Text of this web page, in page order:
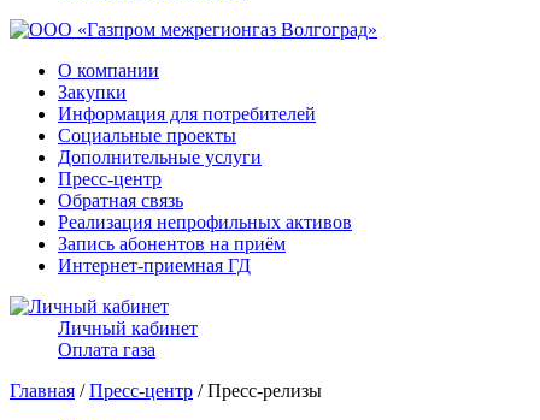
О компании
Закупки
Информация для потребителей
Социальные проекты
Дополнительные услуги
Пресс-центр
Обратная связь
Реализация непрофильных активов
Запись абонентов на приём
Интернет-приемная ГД
Личный кабинет
Оплата газа
Главная /Пресс-центр / Пресс-релизы